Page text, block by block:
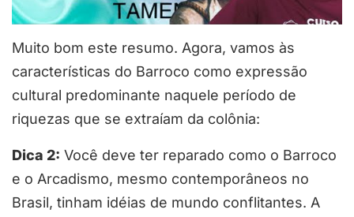
Muito bom este resumo. Agora, vamos às
características do Barroco como expressão
cultural predominante naquele período de
riquezas que se extraíam da colônia:
Dica 2: Você deve ter reparado como o Barroco
e o Arcadismo, mesmo contemporâneos no
Brasil, tinham idéias de mundo conflitantes. A